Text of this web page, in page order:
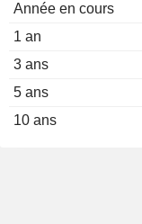
Année en cours
1 an
3 ans
5 ans
10 ans